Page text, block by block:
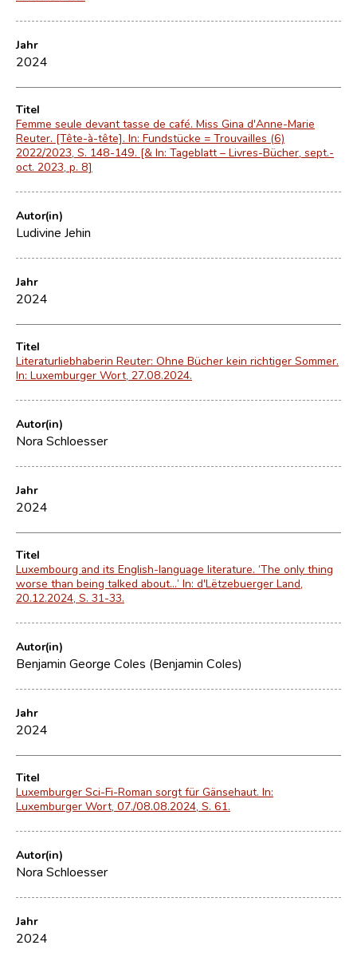
Jahr
2024
Titel
Femme seule devant tasse de café. Miss Gina d'Anne-Marie
Reuter. [Tête-à-tête]. In: Fundstücke = Trouvailles (6)
2022/2023, S. 148-149. [& In: Tageblatt – Livres-Bücher, sept.-
oct. 2023, p. 8]
Autor(in)
Ludivine Jehin
Jahr
2024
Titel
Literaturliebhaberin Reuter: Ohne Bücher kein richtiger Sommer.
In: Luxemburger Wort, 27.08.2024.
Autor(in)
Nora Schloesser
Jahr
2024
Titel
Luxembourg and its English-language literature. ‘The only thing
worse than being talked about…’ In: d'Lëtzebuerger Land,
20.12.2024, S. 31-33.
Autor(in)
Benjamin George Coles (Benjamin Coles)
Jahr
2024
Titel
Luxemburger Sci-Fi-Roman sorgt für Gänsehaut. In:
Luxemburger Wort, 07./08.08.2024, S. 61.
Autor(in)
Nora Schloesser
Jahr
2024